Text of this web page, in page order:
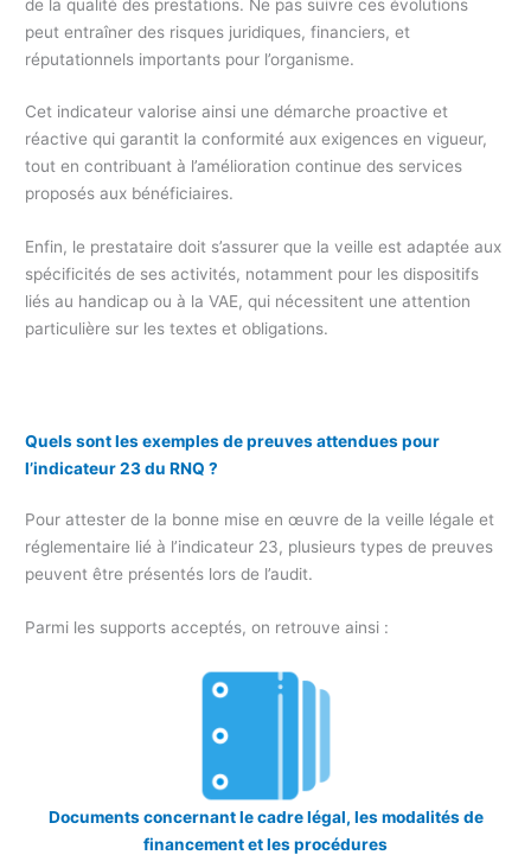
de la qualité des prestations. Ne pas suivre ces évolutions
peut entraîner des risques juridiques, financiers, et
réputationnels importants pour l’organisme.
Cet indicateur valorise ainsi une démarche proactive et
réactive qui garantit la conformité aux exigences en vigueur,
tout en contribuant à l’amélioration continue des services
proposés aux bénéficiaires.
Enfin, le prestataire doit s’assurer que la veille est adaptée aux
spécificités de ses activités, notamment pour les dispositifs
liés au handicap ou à la VAE, qui nécessitent une attention
particulière sur les textes et obligations.
Quels sont les exemples de preuves attendues pour
l’indicateur 23 du RNQ ?
Pour attester de la bonne mise en œuvre de la veille légale et
réglementaire lié à l’indicateur 23, plusieurs types de preuves
peuvent être présentés lors de l’audit.
Parmi les supports acceptés, on retrouve ainsi :
Documents concernant le cadre légal, les modalités de
financement et les procédures